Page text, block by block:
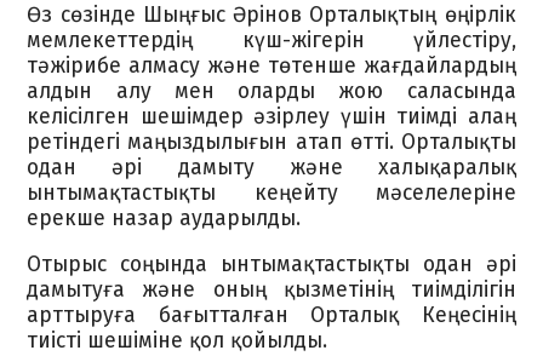
Өз сөзінде Шыңғыс Әрінов Орталықтың өңірлік
мемлекеттердің күш-жігерін үйлестіру,
тәжірибе алмасу және төтенше жағдайлардың
алдын алу мен оларды жою саласында
келісілген шешімдер әзірлеу үшін тиімді алаң
ретіндегі маңыздылығын атап өтті. Орталықты
одан әрі дамыту және халықаралық
ынтымақтастықты кеңейту мәселелеріне
ерекше назар аударылды.
Отырыс соңында ынтымақтастықты одан әрі
дамытуға және оның қызметінің тиімділігін
арттыруға бағытталған Орталық Кеңесінің
тиісті шешіміне қол қойылды.